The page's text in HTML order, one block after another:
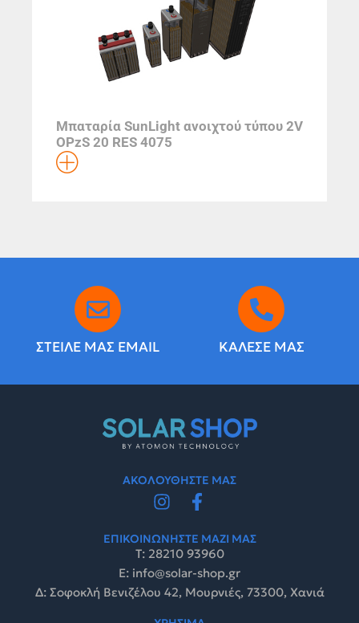
Μπαταρία SunLight ανοιχτού τύπου 2V
OPzS 20 RES 4075
ΣΤΕΙΛΕ ΜΑΣ EMAIL ΚΑΛΕΣΕ ΜΑΣ
ΑΚΟΛΟΥΘΗΣΤΕ ΜΑΣ
ΕΠΙΚΟΙΝΩΝΗΣΤΕ ΜΑΖΙ ΜΑΣ
Τ: 28210 93960
E: info@solar-shop.gr
Δ: Σοφοκλή Βενιζέλου 42, Μουρνιές, 73300, Χανιά